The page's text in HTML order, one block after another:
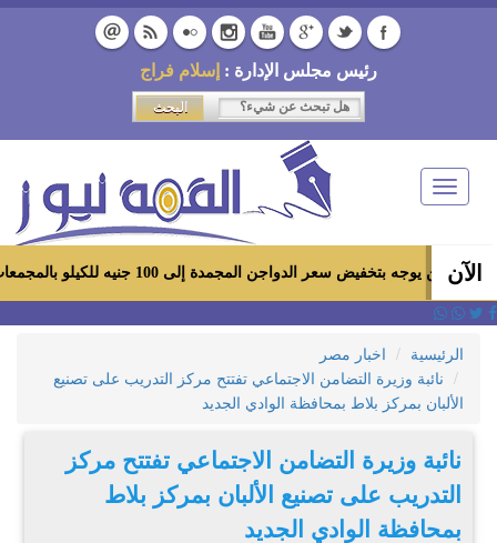
رئيس مجلس الإدارة : إسلام فراج
Toggle
navigation
الآن
سعر الدواجن المجمدة إلى 100 جنيه للكيلو بالمجمعات الاستهلاكية ومعارض «أهلاً رمضان»
الرئيسية
اخبار مصر
نائبة وزيرة التضامن الاجتماعي تفتتح مركز التدريب على تصنيع
الألبان بمركز بلاط بمحافظة الوادي الجديد
نائبة وزيرة التضامن الاجتماعي تفتتح مركز
التدريب على تصنيع الألبان بمركز بلاط
بمحافظة الوادي الجديد